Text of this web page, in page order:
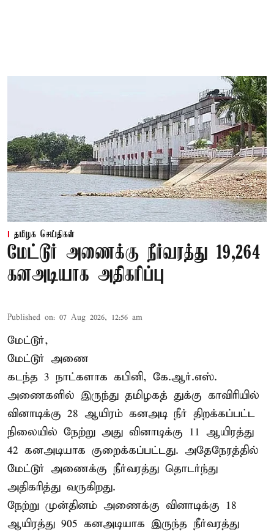
தமிழக செய்திகள்
மேட்டூர் அணைக்கு நீர்வரத்து 19,264
கனஅடியாக அதிகரிப்பு
Published on: 07 Aug 2026, 12:56 am
மேட்டூர்,
மேட்டூர் அணை
கடந்த 3 நாட்களாக கபினி, கே.ஆர்.எஸ்.
அணைகளில் இருந்து தமிழகத் துக்கு காவிரியில்
வினாடிக்கு 28 ஆயிரம் கனஅடி நீர் திறக்கப்பட்ட
நிலையில் நேற்று அது வினாடிக்கு 11 ஆயிரத்து
42 கனஅடியாக குறைக்கப்பட்டது. அதேநேரத்தில்
மேட்டூர் அணைக்கு நீர்வரத்து தொடர்ந்து
அதிகரித்து வருகிறது.
நேற்று முன்தினம் அணைக்கு வினாடிக்கு 18
ஆயிரத்து 905 கனஅடியாக இருந்த நீர்வரத்து